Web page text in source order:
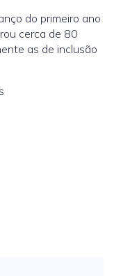
do primeiro ano
cerca de 80
as de inclusão